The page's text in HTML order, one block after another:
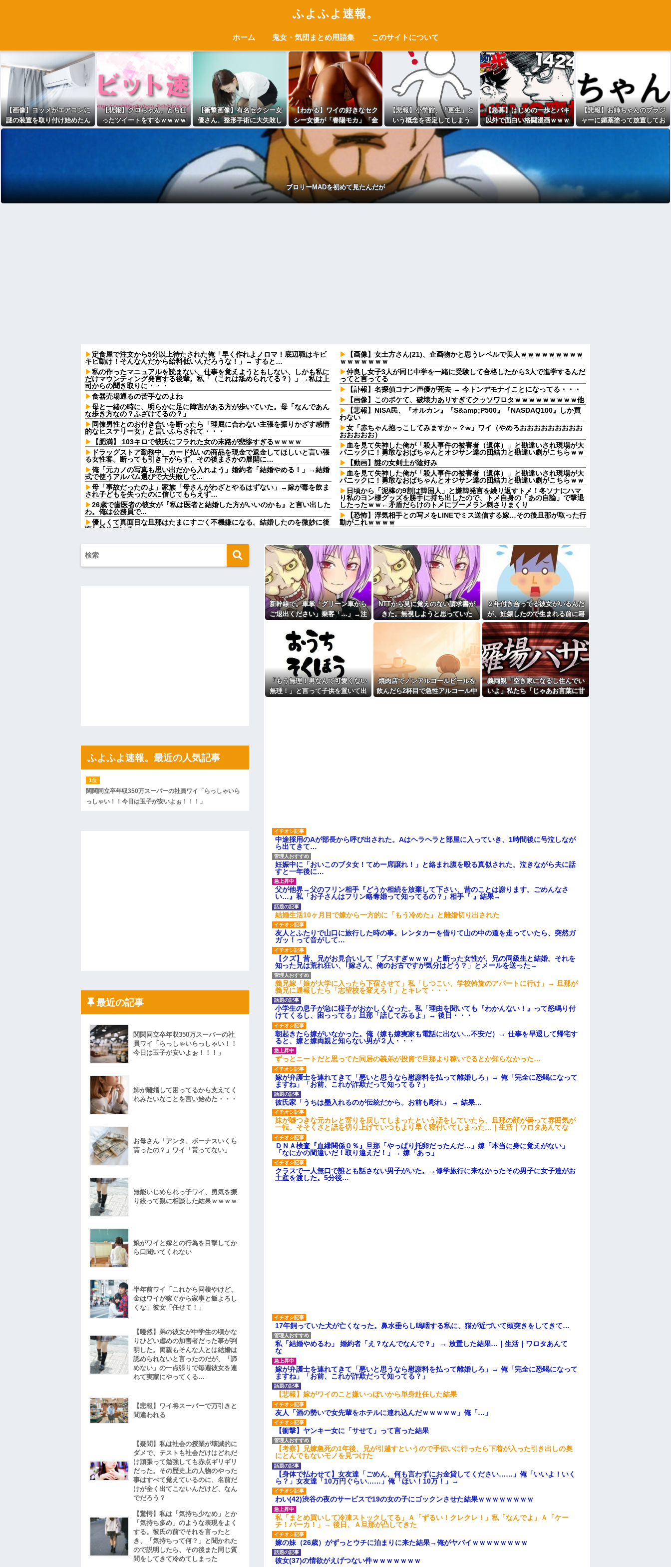
ふよふよ速報。
ホーム 鬼女・気団まとめ用語集 このサイトについて
【画像】ヨッメがエアコンに
謎の装置を取り付け始めたん
やが
【悲報】クロちゃん、とち狂
ったツイートをするｗｗｗｗ
ｗｗｗｗｗｗｗ
【衝撃画像】有名セクシー女
優さん、整形手術に大失敗し
て撮影不能に⇒！！
【わかる】ワイの好きなセク
シー女優が「春陽モカ」「金
松季歩 」「乙アリス」なんや
けど
【悲報】小学館、「更生」と
いう概念を否定してしまう
【急募】はじめの一歩とバキ
以外で面白い格闘漫画ｗｗｗ
ｗｗｗｗｗ
【悲報】お姉ちゃんのブラジ
ャーに媚薬塗って放置してお
いたらｗｗｗｗｗｗｗｗｗｗw
ブロリーMADを初めて見たんだが
定食屋で注文から5分以上待たされた俺「早く作れよノロマ！底辺職はキビ
キビ動け！そんなんだから給料低いんだろうな！」→ すると…
私の作ったマニュアルを読まない、仕事を覚えようともしない、しかも私に
だけマウンティング発言する後輩。私「（これは舐められてる？）」→私は上
司からの聞き取りに・・・
食器売場通るの苦手なのよね
母と一緒の時に、明らかに足に障害がある方が歩いていた。母「なんであん
な歩き方なの？ふざけてるの？」
同僚男性とのお付き合いを断ったら「理屈に合わない主張を振りかざす感情
的なヒステリー女」と言いふらされて・・・
【肥満】 103キロで彼氏にフラれた女の末路が悲惨すぎるｗｗｗｗ
ドラッグストア勤務中。カード払いの商品を現金で返金してほしいと言い張
る女性客。断っても引き下がらず、その後まさかの展開に…
俺「元カノの写真も思い出だから入れよう」婚約者「結婚やめる！」→結婚
式で使うアルバム選びで大失敗して...
母「事故だったのよ」家族「母さんがわざとやるはずない」→嫁が毒を飲ま
され子どもを失ったのに信じてもらえず…
26歳で歯医者の彼女が『私は医者と結婚した方がいいのかも』と言い出した
わ。俺は公務員で...
優しくて真面目な旦那はたまにすごく不機嫌になる。結婚したのを微妙に後
悔し始めている
→引っ越した途端、予想外の出来事が待っていて…
【画像】アイドルのオフ会の光景、レベチw w w w w w w w w w w
【画像】宇垣美里「学生時代は全然モテなかったです」←これほんまかぁ？
【速報】ワイ、嫁とのセッ■スが終了したけど質問ある？
【緊急】お笑いジャングルポケット斉藤慎二被告に懲役7年の求刑←これ…
【速報】れいわ新選組さん「いのちの党」に改名ｗｗｗｗｗｗｗｗ
新幹線で。車掌「グリーン車からご退出ください」乗客「…」→注意されて
ハードオフに売っていた4万4000円のフィギュアがヤバすぎるｗｗｗｗｗｗ
私「ちょっと、人の家の金庫触らないでよ！」キチママ『そこに金庫があっ
たから、開けてみようとしただけ☆』義兄「泥は出てけ！二度と来るな！」結
私「初めて飲む味だけどなんのお茶？」彼「ちっ！」私「」
後続車にクラクションを鳴らされ彼氏が逆切れ。「何クラクション鳴らして
百年の恋12-899 食べた量を張り合ってくる
【悲報】佐藤輝明・・・２軍でも盛大にやらかす←あまり悲しませないでく
れ
【画像】女土方さん(21)、企画物かと思うレベルで美人ｗｗｗｗｗｗｗｗｗ
ｗｗｗｗｗｗｗ
仲良し女子3人が同じ中学を一緒に受験して合格したから3人で進学するんだ
ってと言ってる
【訃報】名探偵コナン声優が死去 → 今トンデモナイことになってる・・・
【画像】このボケて、破壊力ありすぎてクッソワロタｗｗｗｗｗｗｗｗｗ他
【悲報】NISA民、『オルカン』『S&amp;P500』『NASDAQ100』しか買
わない
女「赤ちゃん抱っこしてみますか～？w」ワイ（やめろおおおおおおおおお
おおおおお）
血を見て失神した俺が「殺人事件の被害者（遺体）」と勘違いされ現場が大
パニックに！勇敢なおばちゃんとオジサン達の団結力と勘違い劇がこちらｗｗ
【動画】謎の女剣士が陰好み
血を見て失神した俺が「殺人事件の被害者（遺体）」と勘違いされ現場が大
パニックに！勇敢なおばちゃんとオジサン達の団結力と勘違い劇がこちらｗｗ
日頃から「泥棒の9割は韓国人」と嫌韓発言を繰り返すトメ！冬ソナにハマ
り私のヨン様グッズを勝手に持ち出したので、トメ自身の「あの自論」で撃退
したったｗｗ←矛盾だらけのトメにブーメラン刺さりまくり
【恐怖】浮気相手との写メをLINEでミス送信する嫁…その後旦那が取った行
動がこれｗｗｗｗ
石材店事務の面接行ってきたが、募集内容と仕事内容が全然違った。接客と
清掃、草取りとかが仕事ｗ
【画像】このボケて、破壊力ありすぎてクッソワロタｗｗｗｗｗｗｗｗｗ
コトメの結婚式で、知らない間にお祝いの歌を弾き語りする事になってた
旦那の同僚女が旦那の元カノ。なのにしょっちゅうペアで仕事してて遅くま
で残業したり二人で出張に行ったり。なんで「今度の出張は一人で行く」って
嘘つくのかな
休んだ翌日、先輩パートに申し送りあるかと確認したらいきなりキレられ
た。このパートの性格悪くないか？
【速報】専門家「イオンモール熊本の爆心地に”こんなもの”があったんだけ
24歳の嫁に性的な魅力を感じなくなったので離婚したい件
主な税金の成り立ちを調べてみたよ
新幹線で。車掌「グリーン車から
ご退出ください」乗客「…」→注
たら、その直後まさかの展開に…
NTTから見に覚えのない請求書が
きた。無視しようと思っていた
ら、とんでもない事実が判明し
２年付き合ってる彼女がいるんだ
が、妊娠したので生まれる前に籍
を入れたいと言われた。俺は種が
ほぼ無いはずなのに...
「もう無理！男なんて可愛くない
無理！」と言って子供を置いて出
焼肉店でノンアルコールビールを
飲んだら2杯目で急性アルコール中
義両親「空き家になるし住んでい
いよ」私たち「じゃあお言葉に甘
中途採用のAが部長から呼び出された。Aはヘラヘラと部屋に入っていき、1時間後に号泣しなが
ら出てきて…
妊娠中に「おいこのブタ女！てめー席譲れ！」と絡まれ腹を殴る真似された。泣きながら夫に話
すと一年後に…
父が他界→父のフリン相手『どうか相続を放棄して下さい、昔のことは謝ります。ごめんなさ
い…』私「お子さんはフリン略奪婚って知ってるの？」相手『 』結果→
結婚生活10ヶ月目で嫁から一方的に「もう冷めた」と離婚切り出された
友人とふたりで山口に旅行した時の事。レンタカーを借りて山の中の道を走っていたら、突然ガ
ガッ！って音がして…
【クズ】昔、兄がお見合いして「ブスすぎｗｗｗ」と断った女性が、兄の同級生と結婚。それを
知った兄は荒れ狂い、｢嫁さん、俺のお古ですが気分はどう？」とメールを送った→
義兄嫁「娘が大学に入ったら下宿させて」私「しつこい、学校斡旋のアパートに行け」→ 旦那が
義兄に通報したら「志望校を変えろ！」とキレて・・・
小学生の息子が急に様子がおかしくなった。私「理由を聞いても『わかんない！』って怒鳴り付
けてくるし、困っってる」旦那「話してみるよ」→ 後日・・・
朝起きたら嫁がいなかった。俺（嫁も嫁実家も電話に出ない…不安だ）→ 仕事を早退して帰宅す
ると、嫁と嫁両親と知らない男が２人・・・
ずっとニートだと思ってた同居の義弟が投資で旦那より稼いでるとか知らなかった…
嫁が弁護士を連れてきて「悪いと思うなら慰謝料を払って離婚しろ」→ 俺「完全に恐喝になって
ますね」「お前、これが詐欺だって知ってる？」
彼氏家「うちは墨入れるのが伝統だから。お前も彫れ」 → 結果…
妹が嘘つきな元カレと寄りを戻してしまったという話をしていたら、旦那の顔が曇って雰囲気が
一転。そそくさと話を切り上げていつもより早く寝付いてしまった…｜生活｜ワロタあんてな
ＤＮＡ検査『血縁関係０％』旦那「やっぱり托卵だったんだ…」嫁「本当に身に覚えがない」
「なにかの間違いだ！取り違えだ！」→ 嫁「あっ」
クラスで一人無口で誰とも話さない男子がいた。→修学旅行に来なかったその男子に女子達がお
土産を渡した。5分後…
17年飼っていた犬が亡くなった。鼻水垂らし嗚咽する私に、猫が近づいて頭突きをしてきて…
私「結婚やめるわ」 婚約者「え？なんでなんで？」 → 放置した結果…｜生活｜ワロタあんて
な
嫁が弁護士を連れてきて「悪いと思うなら慰謝料を払って離婚しろ」→ 俺「完全に恐喝になって
ますね」「お前、これが詐欺だって知ってる？」
【悲報】嫁がワイのこと嫌いっぽいから単身赴任した結果
友人「酒の勢いで女先輩をホテルに連れ込んだｗｗｗｗｗ」俺「…」
【衝撃】ヤンキー女に「サせて」って言った結果
【考察】兄嫁急死の1年後、兄が引越すというので手伝いに行ったら下着が入った引き出しの奥
にとんでもないモノを見つけた
【身体で払わせて】女友達「ごめん、何も言わずにお金貸してください……」俺「いいよ！いく
ら？」女友達「10万円ぐらい……」俺「ほい！10万！」→
わい(42)渋谷の夜のサービスで19の女の子にゴックンさせた結果ｗｗｗｗｗｗｗｗ
私「まとめ買いして冷凍ストックしてる」Ａ「ずるい！クレクレ！」私「なんでよ」Ａ「ケー
チ！バーカ！」→ 後日、Ａ旦那が凸してきた
嫁の妹（26歳）がずっとウチに泊まりに来た結果→俺がヤバイｗｗｗｗｗｗｗｗ
彼女(37)の情欲がえげつない件ｗｗｗｗｗｗｗ
ふよふよ速報。最近の人気記事
関関同立卒年収350万スーパーの社員ワイ「らっしゃいら
っしゃい！！今日は玉子が安いよぉ！！！」
最近の記事
関関同立卒年収350万スーパーの社
員ワイ「らっしゃいらっしゃい！！
今日は玉子が安いよぉ！！！」
姉が離婚して困ってるから支えてく
れみたいなことを言い始めた・・・
お母さん「アンタ、ボーナスいくら
貰ったの？」ワイ「貰ってない」
無能いじめられっ子ワイ、勇気を振
り絞って親に相談した結果ｗｗｗｗ
娘がワイと嫁との行為を目撃してか
ら口聞いてくれない
半年前ワイ「これから同棲やけど、
金はワイが稼ぐから家事と飯よろし
くな」彼女「任せて！」
【唖然】弟の彼女が中学生の頃かな
りひどい虐めの加害者だった事が判
明した。両親もそんな人とは結婚は
認められないと言ったのだが、「諦
めない」の一点張りで毎週彼女を連
れて実家にやってくる…
【悲報】ワイ将スーパーで万引きと
間違われる
【疑問】私は社会の授業が壊滅的に
ダメで、テストも社会だけはどれだ
け頑張って勉強しても赤点ギリギリ
だった。その歴史上の人物のやった
事はすべて覚えているのに、名前だ
けが全く出てこないんだけど、なん
でだろう？
【驚愕】私は「気持ち少なめ」とか
「気持ち多め」のような表現をよく
する。彼氏の前でそれを言ったと
き、「気持ちって何？」と聞かれた
ので説明したら、その後また同じ質
問をしてきて冷めてしまった